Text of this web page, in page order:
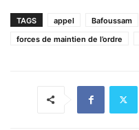
TAGS appel Bafoussam
forces de maintien de l’ordre